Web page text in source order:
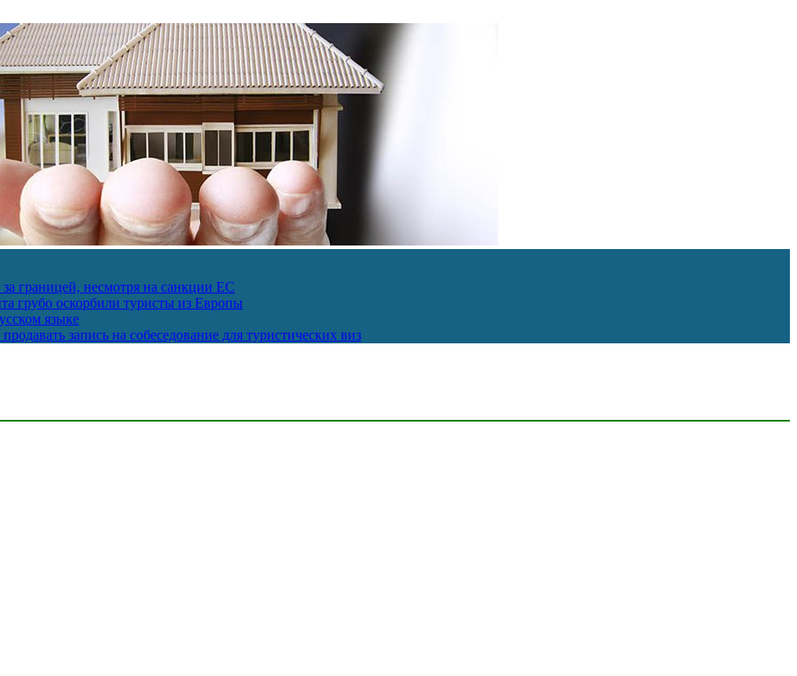
границей, несмотря на санкции ЕС
грубо оскорбили туристы из Европы
языке
запись на собеседование для туристических виз